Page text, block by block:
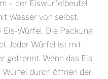
– der Eiswürfelbeutel
Wasser von selbst.
Würfel. Die Packung
Jeder Würfel ist mit
getrennt. Wenn das Eis
durch öffnen der